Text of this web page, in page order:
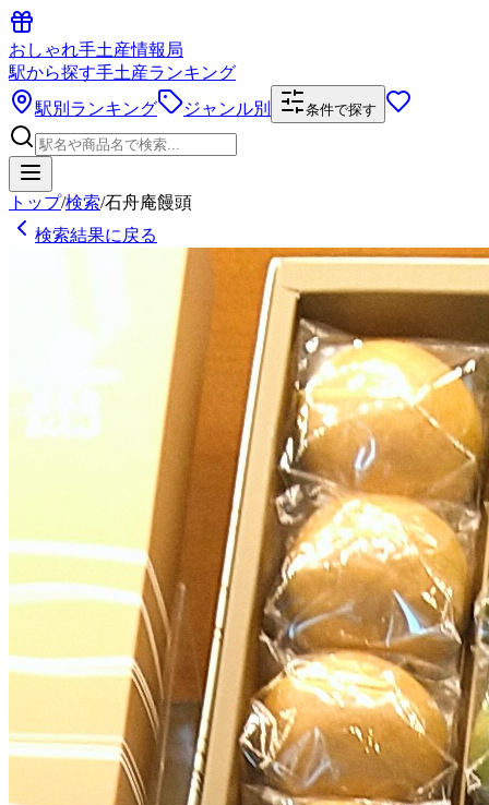
おしゃれ手土産情報局
駅から探す手土産ランキング
駅別ランキング
ジャンル別 条件で探す
トップ/検索/石舟庵饅頭
検索結果に戻る